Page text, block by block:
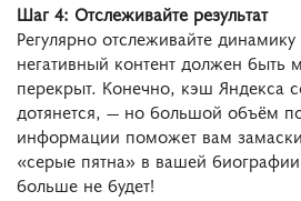
Шаг 4: Отслеживайте результат
Регулярно отслеживайте
негативный контент должен быть
перекрыт. Конечно, кэш Яндекса
дотянется, ― но большой объём
информации поможет вам
«серые пятна» в вашей
больше не будет!